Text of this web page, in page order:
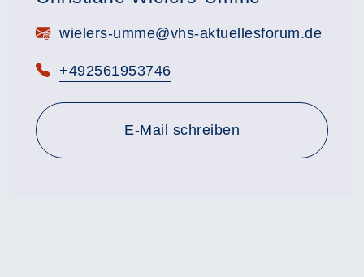
E-Mail:wielers-umme@vhs-aktuellesforum.de
Telefon:
+492561953746
E-Mail schreiben